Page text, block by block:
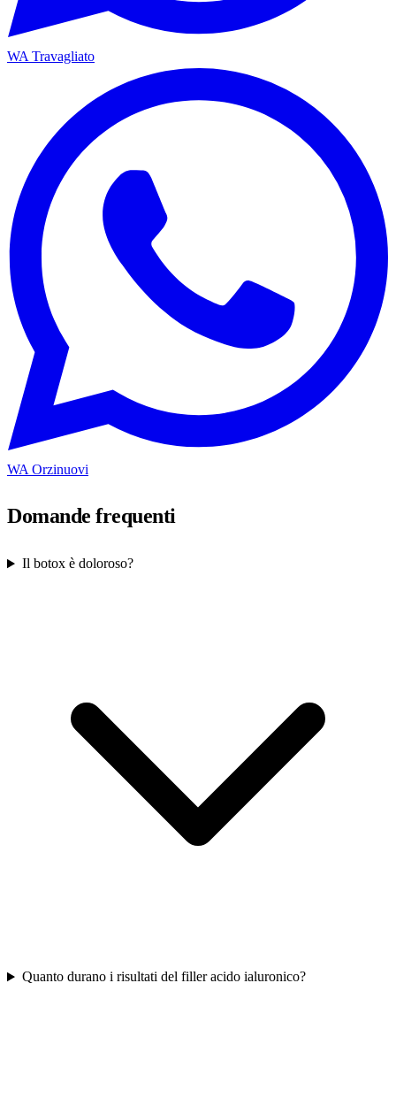
WA Travagliato
WA Orzinuovi
Domande frequenti
Il botox è doloroso?
Quanto durano i risultati del filler acido ialuronico?